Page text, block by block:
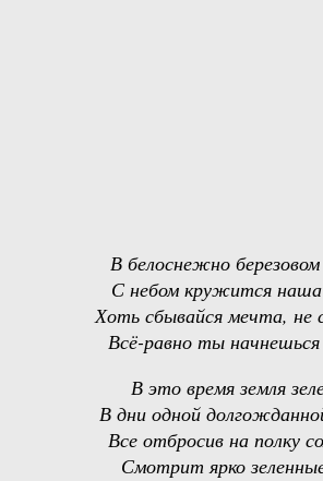
В белоснежно березовом
С небом кружится наша
Хоть сбывайся мечта, не
Всё-равно ты начнешься
В это время земля
В дни одной
Все отбросив на полку
Смотрит ярко